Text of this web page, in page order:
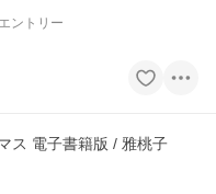
ントリー
ス 電子書籍版 / 雅桃子